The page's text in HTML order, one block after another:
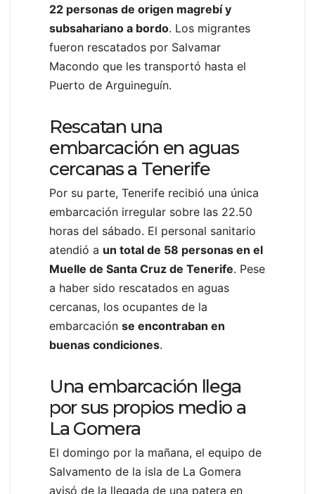
22 personas de origen magrebí y
subsahariano a bordo. Los migrantes
fueron rescatados por Salvamar
Macondo que les transportó hasta el
Puerto de Arguineguín.
Rescatan una
embarcación en aguas
cercanas a Tenerife
Por su parte, Tenerife recibió una única
embarcación irregular sobre las 22.50
horas del sábado. El personal sanitario
atendió a un total de 58 personas en el
Muelle de Santa Cruz de Tenerife. Pese
a haber sido rescatados en aguas
cercanas, los ocupantes de la
embarcación se encontraban en
buenas condiciones.
Una embarcación llega
por sus propios medio a
La Gomera
El domingo por la mañana, el equipo de
Salvamento de la isla de La Gomera
avisó de la llegada de una patera en